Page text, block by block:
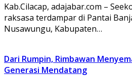
Kab.Cilacap, adajabar.com –
raksasa terdampar di Pantai
Nusawungu, Kabupaten…
Dari Rumpin, Rimbawan
Generasi Mendatang